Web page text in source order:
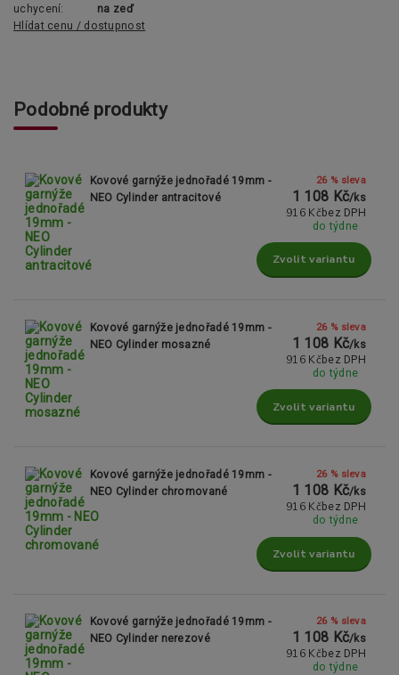
uchycení:
na zeď
Hlídat cenu / dostupnost
Podobné produkty
Kovové garnýže jednořadé 19mm -
NEO Cylinder antracitové
26 % sleva
1 108 Kč/ks
916 Kč bez DPH
do týdne
Zvolit variantu
Kovové garnýže jednořadé 19mm -
NEO Cylinder mosazné
26 % sleva
1 108 Kč/ks
916 Kč bez DPH
do týdne
Zvolit variantu
Kovové garnýže jednořadé 19mm -
NEO Cylinder chromované
26 % sleva
1 108 Kč/ks
916 Kč bez DPH
do týdne
Zvolit variantu
Kovové garnýže jednořadé 19mm -
NEO Cylinder nerezové
26 % sleva
1 108 Kč/ks
916 Kč bez DPH
do týdne